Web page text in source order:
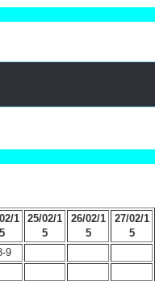
1
5
25/02/1
5
26/02/1
5
27/02/1
5
9